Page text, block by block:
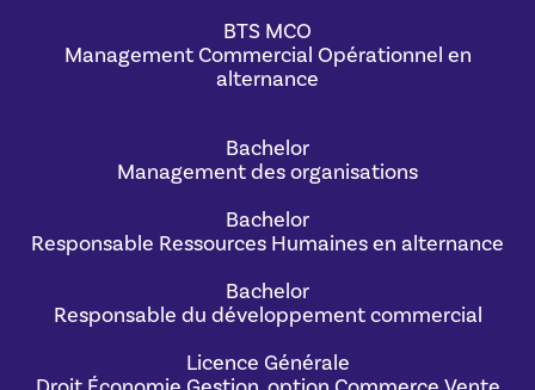
BTS MCO
Management Commercial Opérationnel en
alternance
Bachelor
Management des organisations
Bachelor
Responsable Ressources Humaines en alternance
Bachelor
Responsable du développement commercial
Licence Générale